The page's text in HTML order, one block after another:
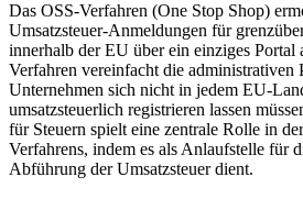
Das OSS-Verfahren (One Stop Shop)
Umsatzsteuer-Anmeldungen für
innerhalb der EU über ein einziges Portal
Verfahren vereinfacht die administrativen
Unternehmen sich nicht in jedem EU-
umsatzsteuerlich registrieren lassen
für Steuern spielt eine zentrale Rolle in
Verfahrens, indem es als Anlaufstelle für
Abführung der Umsatzsteuer dient.